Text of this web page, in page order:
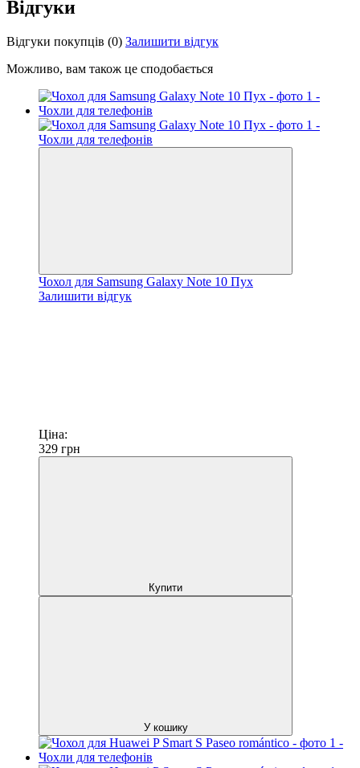
Відгуки
Відгуки покупців (0) Залишити відгук
Можливо, вам також це сподобається
Чохол для Samsung Galaxy Note 10 Пух
Залишити відгук
Ціна:
329 грн
Купити
У кошику